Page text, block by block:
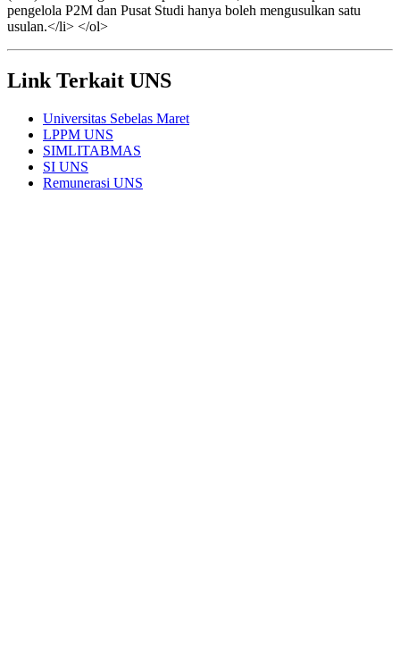
pengelola P2M dan Pusat Studi hanya boleh mengusulkan satu
usulan.</li> </ol>
Link Terkait UNS
Universitas Sebelas Maret
LPPM UNS
SIMLITABMAS
SI UNS
Remunerasi UNS